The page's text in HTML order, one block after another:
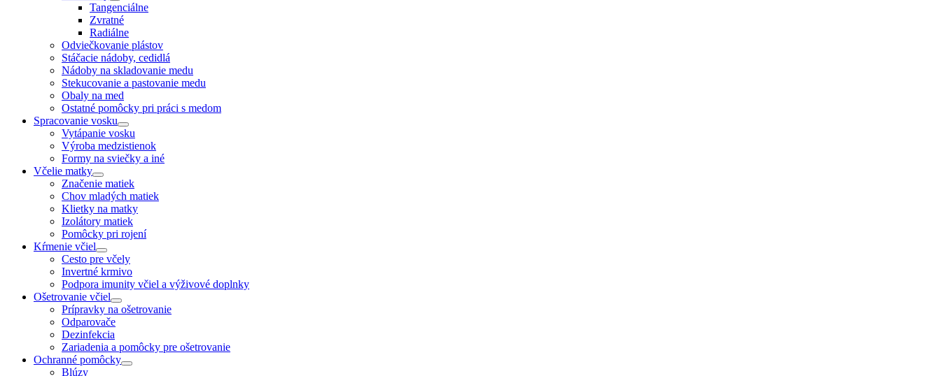
Tangenciálne
Zvratné
Radiálne
Odviečkovanie plástov
Stáčacie nádoby, cedidlá
Nádoby na skladovanie medu
Stekucovanie a pastovanie medu
Obaly na med
Ostatné pomôcky pri práci s medom
Spracovanie vosku
Vytápanie vosku
Výroba medzistienok
Formy na sviečky a iné
Včelie matky
Značenie matiek
Chov mladých matiek
Klietky na matky
Izolátory matiek
Pomôcky pri rojení
Kŕmenie včiel
Cesto pre včely
Invertné krmivo
Podpora imunity včiel a výživové doplnky
Ošetrovanie včiel
Prípravky na ošetrovanie
Odparovače
Dezinfekcia
Zariadenia a pomôcky pre ošetrovanie
Ochranné pomôcky
Blúzy